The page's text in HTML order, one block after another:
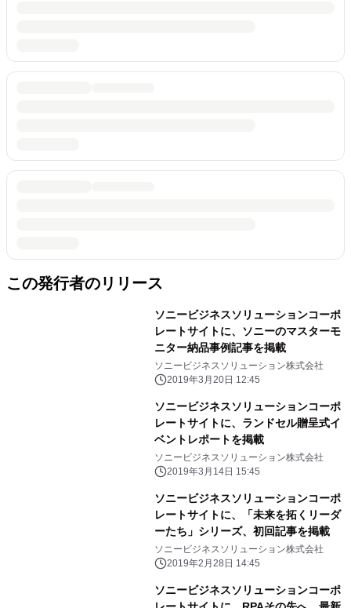
この発行者のリリース
ソニービジネスソリューションコーポ
レートサイトに、ソニーのマスターモ
ニター納品事例記事を掲載
ソニービジネスソリューション株式会社
2019年3月20日 12:45
ソニービジネスソリューションコーポ
レートサイトに、ランドセル贈呈式イ
ベントレポートを掲載
ソニービジネスソリューション株式会社
2019年3月14日 15:45
ソニービジネスソリューションコーポ
レートサイトに、「未来を拓くリーダ
ーたち」シリーズ、初回記事を掲載
ソニービジネスソリューション株式会社
2019年2月28日 14:45
ソニービジネスソリューションコーポ